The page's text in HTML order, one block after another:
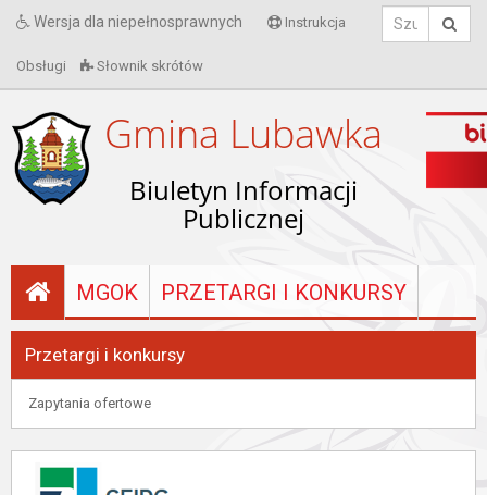
Wersja dla niepełnosprawnych Instrukcja
Obsługi Słownik skrótów
Gmina Lubawka
Biuletyn Informacji
Publicznej
MGOK PRZETARGI I KONKURSY
Przetargi i konkursy
Zapytania ofertowe